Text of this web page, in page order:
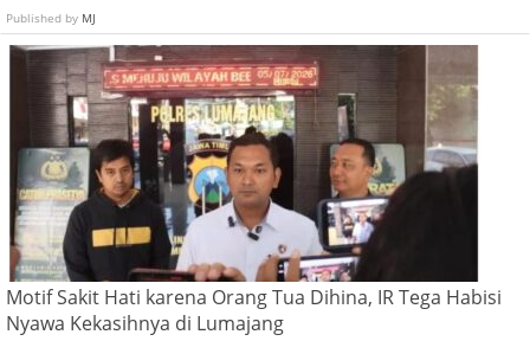
Published by MJ
Motif Sakit Hati karena Orang Tua Dihina, IR Tega Habisi
Nyawa Kekasihnya di Lumajang